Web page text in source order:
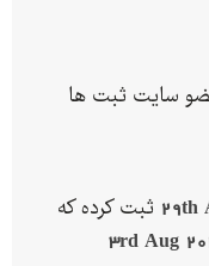
سایت ثبت ها
29th ثبت کرده که
3rd Aug